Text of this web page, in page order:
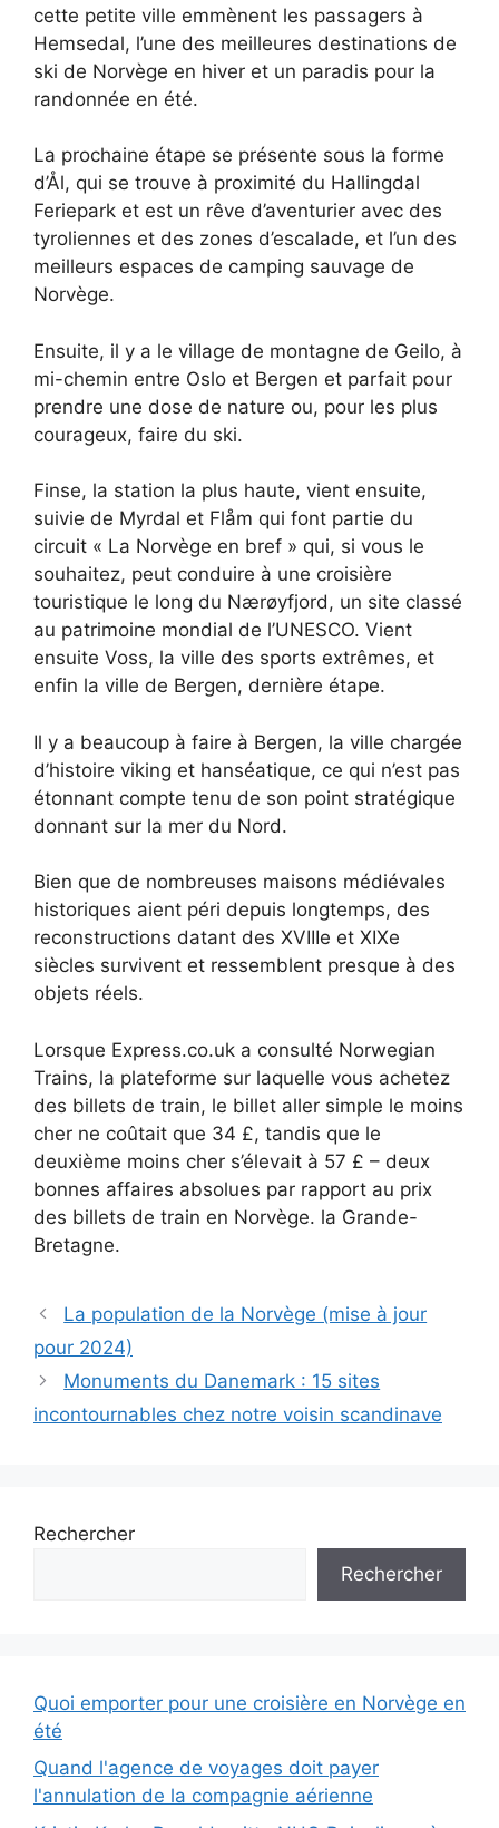
cette petite ville emmènent les passagers à
Hemsedal, l’une des meilleures destinations de
ski de Norvège en hiver et un paradis pour la
randonnée en été.
La prochaine étape se présente sous la forme
d’Ål, qui se trouve à proximité du Hallingdal
Feriepark et est un rêve d’aventurier avec des
tyroliennes et des zones d’escalade, et l’un des
meilleurs espaces de camping sauvage de
Norvège.
Ensuite, il y a le village de montagne de Geilo, à
mi-chemin entre Oslo et Bergen et parfait pour
prendre une dose de nature ou, pour les plus
courageux, faire du ski.
Finse, la station la plus haute, vient ensuite,
suivie de Myrdal et Flåm qui font partie du
circuit « La Norvège en bref » qui, si vous le
souhaitez, peut conduire à une croisière
touristique le long du Nærøyfjord, un site classé
au patrimoine mondial de l’UNESCO. Vient
ensuite Voss, la ville des sports extrêmes, et
enfin la ville de Bergen, dernière étape.
Il y a beaucoup à faire à Bergen, la ville chargée
d’histoire viking et hanséatique, ce qui n’est pas
étonnant compte tenu de son point stratégique
donnant sur la mer du Nord.
Bien que de nombreuses maisons médiévales
historiques aient péri depuis longtemps, des
reconstructions datant des XVIIIe et XIXe
siècles survivent et ressemblent presque à des
objets réels.
Lorsque Express.co.uk a consulté Norwegian
Trains, la plateforme sur laquelle vous achetez
des billets de train, le billet aller simple le moins
cher ne coûtait que 34 £, tandis que le
deuxième moins cher s’élevait à 57 £ – deux
bonnes affaires absolues par rapport au prix
des billets de train en Norvège. la Grande-
Bretagne.
La population de la Norvège (mise à jour
pour 2024)
Monuments du Danemark : 15 sites
incontournables chez notre voisin scandinave
Rechercher
Rechercher
Quoi emporter pour une croisière en Norvège en
été
Quand l'agence de voyages doit payer
l'annulation de la compagnie aérienne